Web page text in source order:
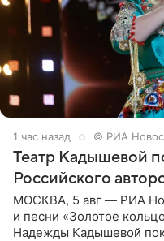
1 час назад © РИА
Театр Кадышевой
Российского
МОСКВА, 5 авг — РИА
и песни «Золотое
Надежды Кадышевой